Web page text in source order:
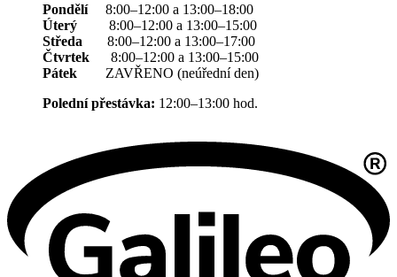
Pondělí8:00–12:00 a 13:00–18:00
Úterý
8:00–12:00 a 13:00–15:00
Středa
8:00–12:00 a 13:00–17:00
Čtvrtek
8:00–12:00 a 13:00–15:00
Pátek
ZAVŘENO (neúřední den)
Polední přestávka: 12:00–13:00 hod.